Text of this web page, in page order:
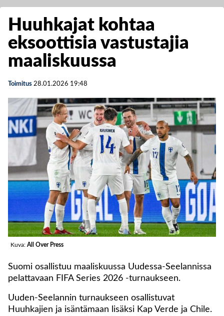
Huuhkajat kohtaa
eksoottisia vastustajia
maaliskuussa
Toimitus 28.01.2026 19:48
Kuva: All Over Press
Suomi osallistuu maaliskuussa Uudessa-Seelannissa
pelattavaan FIFA Series 2026 -turnaukseen.
Uuden-Seelannin turnaukseen osallistuvat
Huuhkajien ja isäntämaan lisäksi Kap Verde ja Chile.